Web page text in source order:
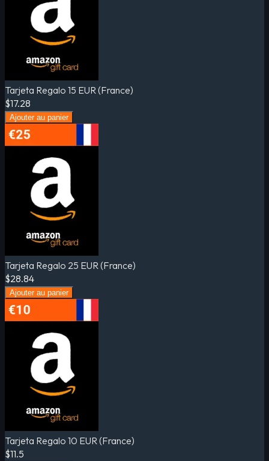
Tarjeta Regalo 15 EUR (France)
$17.28
Ajouter au panier
Tarjeta Regalo 25 EUR (France)
$28.84
Ajouter au panier
Tarjeta Regalo 10 EUR (France)
$11.5